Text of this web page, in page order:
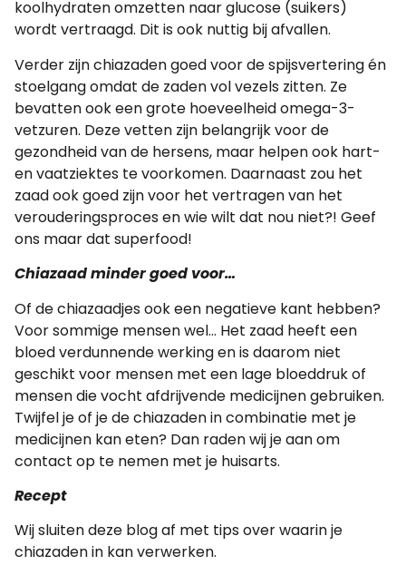
koolhydraten omzetten naar glucose (suikers)
wordt vertraagd. Dit is ook nuttig bij afvallen.
Verder zijn chiazaden goed voor de spijsvertering én
stoelgang omdat de zaden vol vezels zitten. Ze
bevatten ook een grote hoeveelheid omega-3-
vetzuren. Deze vetten zijn belangrijk voor de
gezondheid van de hersens, maar helpen ook hart-
en vaatziektes te voorkomen. Daarnaast zou het
zaad ook goed zijn voor het vertragen van het
verouderingsproces en wie wilt dat nou niet?! Geef
ons maar dat superfood!
Chiazaad minder goed voor…
Of de chiazaadjes ook een negatieve kant hebben?
Voor sommige mensen wel… Het zaad heeft een
bloed verdunnende werking en is daarom niet
geschikt voor mensen met een lage bloeddruk of
mensen die vocht afdrijvende medicijnen gebruiken.
Twijfel je of je de chiazaden in combinatie met je
medicijnen kan eten? Dan raden wij je aan om
contact op te nemen met je huisarts.
Recept
Wij sluiten deze blog af met tips over waarin je
chiazaden in kan verwerken.